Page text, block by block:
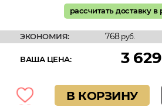
рассчитать доставку в
ЭКОНОМИЯ: 768руб.
ВАША ЦЕНА: 3 629
В КОРЗИНУ